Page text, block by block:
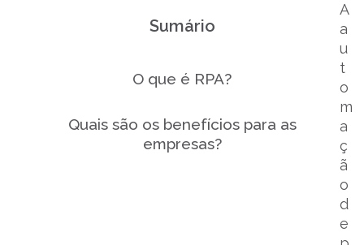
A
a
u
t
o
m
a
ç
ã
o
d
e
Sumário
O que é RPA?
Quais são os benefícios para as
empresas?